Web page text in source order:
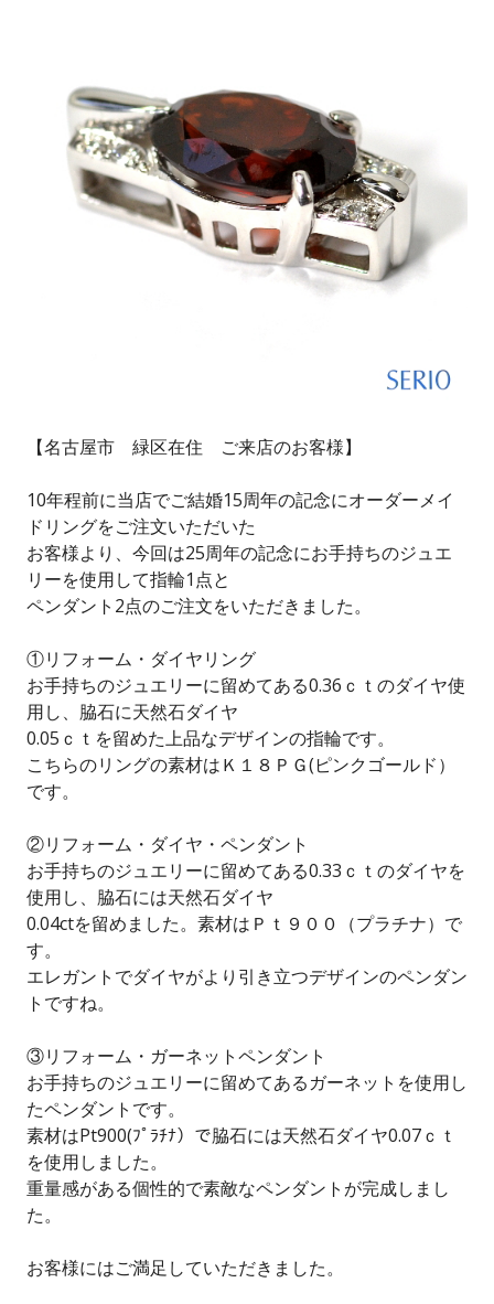
【名古屋市 緑区在住 ご来店のお客様】
10年程前に当店でご結婚15周年の記念にオーダーメイ
ドリングをご注文いただいた
お客様より、今回は25周年の記念にお手持ちのジュエ
リーを使用して指輪1点と
ペンダント2点のご注文をいただきました。
①リフォーム・ダイヤリング
お手持ちのジュエリーに留めてある0.36ｃｔのダイヤ使
用し、脇石に天然石ダイヤ
0.05ｃｔを留めた上品なデザインの指輪です。
こちらのリングの素材はＫ１８ＰＧ(ピンクゴールド）
です。
②リフォーム・ダイヤ・ペンダント
お手持ちのジュエリーに留めてある0.33ｃｔのダイヤを
使用し、脇石には天然石ダイヤ
0.04ctを留めました。素材はＰｔ９００（プラチナ）で
す。
エレガントでダイヤがより引き立つデザインのペンダン
トですね。
③リフォーム・ガーネットペンダント
お手持ちのジュエリーに留めてあるガーネットを使用し
たペンダントです。
素材はPt900(ﾌﾟﾗﾁﾅ）で脇石には天然石ダイヤ0.07ｃｔ
を使用しました。
重量感がある個性的で素敵なペンダントが完成しまし
た。
お客様にはご満足していただきました。